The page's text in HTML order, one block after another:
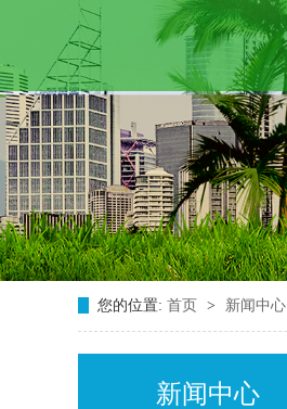
您的位置: 首页 > 新闻中心
新闻中心